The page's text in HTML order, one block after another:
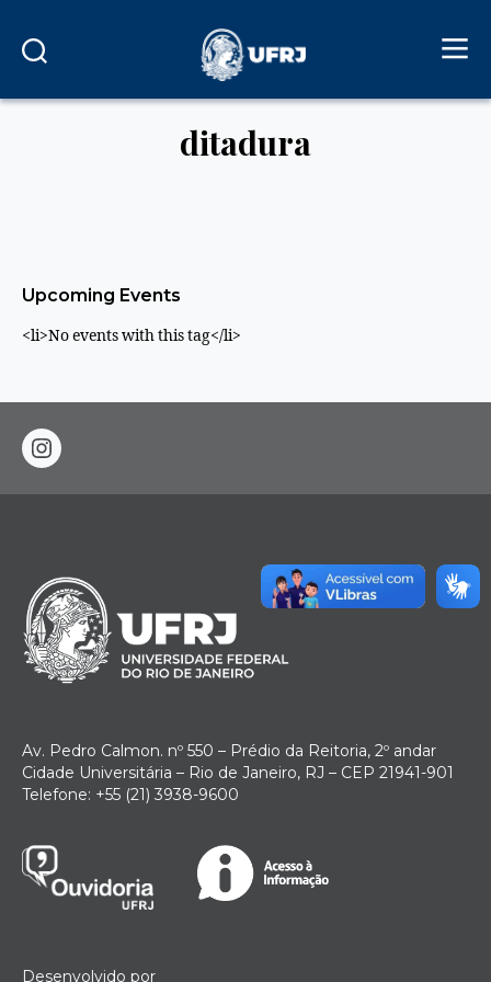
ditadura
Upcoming Events
<li>No events with this tag</li>
instagram
Av. Pedro Calmon. nº 550 – Prédio da Reitoria, 2º andar
Cidade Universitária – Rio de Janeiro, RJ – CEP 21941-901
Telefone: +55 (21) 3938-9600
Desenvolvido por